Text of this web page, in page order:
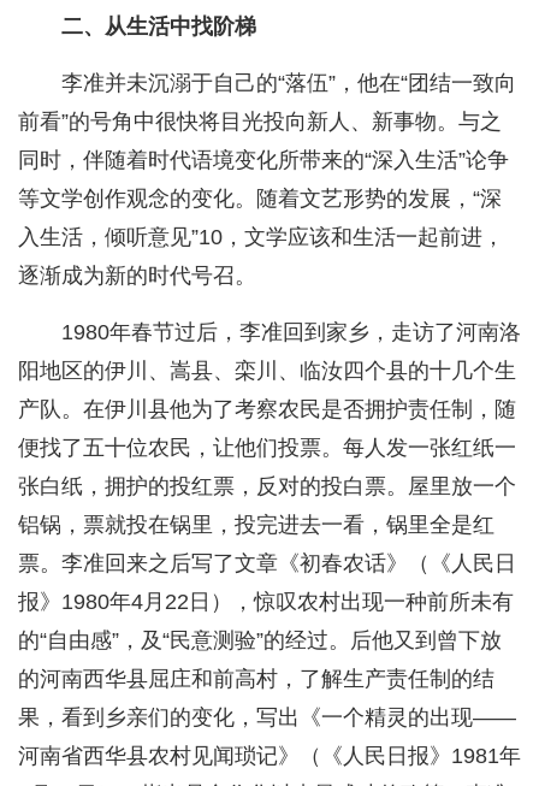
二、从生活中找阶梯
李准并未沉溺于自己的“落伍”，他在“团结一致向
前看”的号角中很快将目光投向新人、新事物。与之
同时，伴随着时代语境变化所带来的“深入生活”论争
等文学创作观念的变化。随着文艺形势的发展，“深
入生活，倾听意见”10，文学应该和生活一起前进，
逐渐成为新的时代号召。
1980年春节过后，李准回到家乡，走访了河南洛
阳地区的伊川、嵩县、栾川、临汝四个县的十几个生
产队。在伊川县他为了考察农民是否拥护责任制，随
便找了五十位农民，让他们投票。每人发一张红纸一
张白纸，拥护的投红票，反对的投白票。屋里放一个
铝锅，票就投在锅里，投完进去一看，锅里全是红
票。李准回来之后写了文章《初春农话》（《人民日
报》1980年4月22日），惊叹农村出现一种前所未有
的“自由感”，及“民意测验”的经过。后他又到曾下放
的河南西华县屈庄和前高村，了解生产责任制的结
果，看到乡亲们的变化，写出《一个精灵的出现——
河南省西华县农村见闻琐记》（《人民日报》1981年